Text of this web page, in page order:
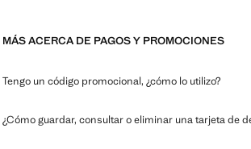
MÁS ACERCA DE PAGOS Y PROMOCIONES
Tengo un código promocional, ¿cómo lo utilizo?
¿Cómo guardar, consultar o eliminar una tarjeta de